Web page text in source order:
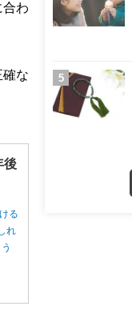
合わ
確な
後
る
れ